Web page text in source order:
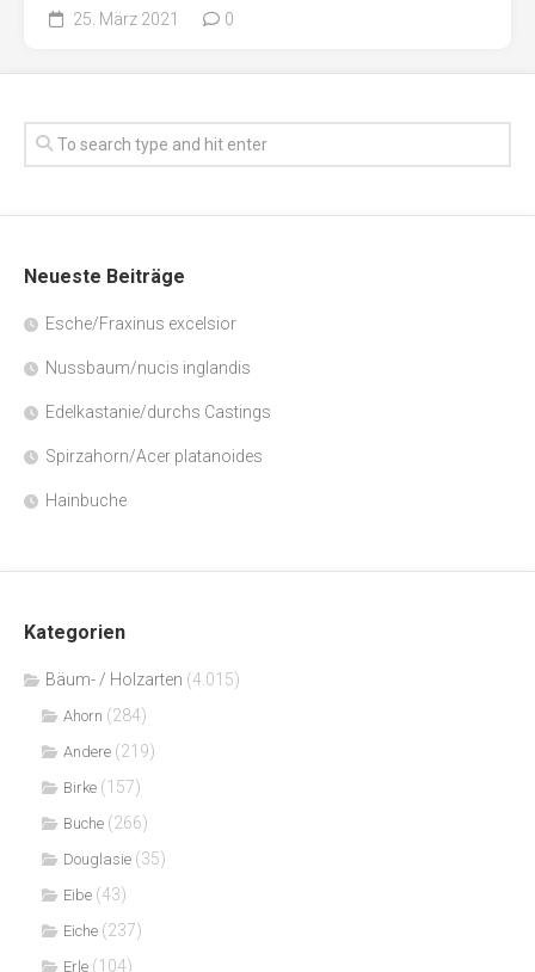
25. März 2021 0
Neueste Beiträge
Esche/Fraxinus excelsior
Nussbaum/nucis inglandis
Edelkastanie/durchs Castings
Spirzahorn/Acer platanoides
Hainbuche
Kategorien
Bäum- / Holzarten (4.015)
Ahorn (284)
Andere (219)
Birke (157)
Buche (266)
Douglasie (35)
Eibe (43)
Eiche (237)
Erle (104)